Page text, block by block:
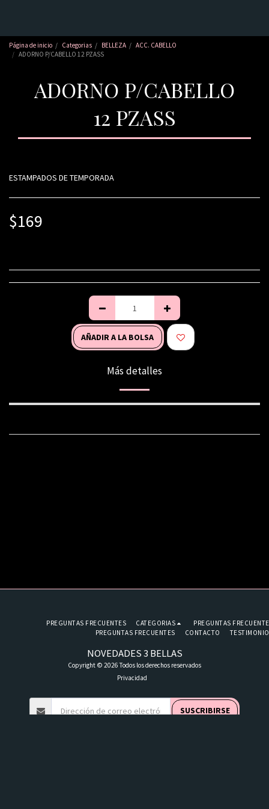
Página de inicio Categorias BELLEZA
ACC. CABELLO
ADORNO P/CABELLO 12 PZASS
ADORNO P/CABELLO
12 PZASS
ESTAMPADOS DE TEMPORADA
$169
AÑADIR A LA BOLSA
Más detalles
NOVEDADES 3 BELLAS
Copyright © 2026 Todos los derechos reservados
Privacidad
PREGUNTAS FRECUENTES CATEGORIAS
PREGUNTAS
PREGUNTAS FRECUENTES
CONTACTO
SUSCRIBIRSE